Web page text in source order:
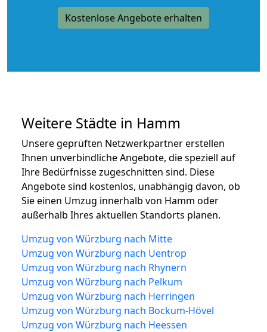
Kostenlose Angebote erhalten
Weitere Städte in Hamm
Unsere geprüften Netzwerkpartner erstellen
Ihnen unverbindliche Angebote, die speziell auf
Ihre Bedürfnisse zugeschnitten sind. Diese
Angebote sind kostenlos, unabhängig davon, ob
Sie einen Umzug innerhalb von Hamm oder
außerhalb Ihres aktuellen Standorts planen.
Umzug von Würzburg nach Mitte
Umzug von Würzburg nach Uentrop
Umzug von Würzburg nach Rhynern
Umzug von Würzburg nach Pelkum
Umzug von Würzburg nach Herringen
Umzug von Würzburg nach Bockum-Hövel
Umzug von Würzburg nach Heessen